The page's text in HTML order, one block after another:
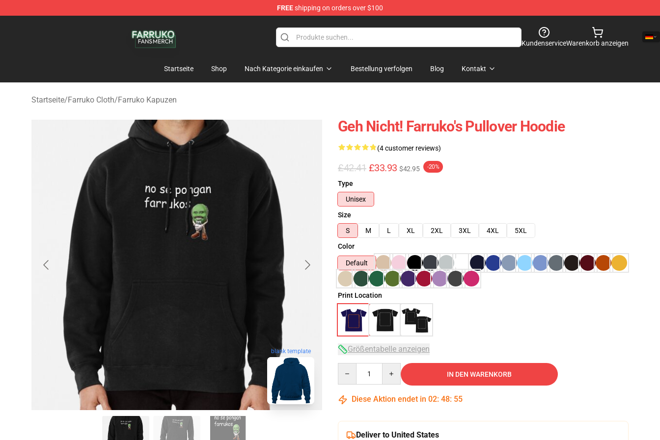
FREEshipping on orders over $100
KundenserviceWarenkorb anzeigen
Startseite Shop Nach Kategorie einkaufen Bestellung verfolgen Blog Kontakt
Startseite/Farruko Cloth/Farruko Kapuzen
blank template
Geh Nicht! Farruko's Pullover Hoodie
(4 customer reviews)
£42.41 £33.93 $42.95 -20%
Type
Unisex
Size
S
M L XL 2XL 3XL 4XL
5XL
Color
Default
Print Location
Größentabelle anzeigen
IN DEN WARENKORB
Diese Aktion endet in 02: 48: 54
Deliver to United States